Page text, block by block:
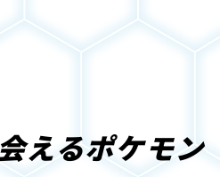
えるポケモン